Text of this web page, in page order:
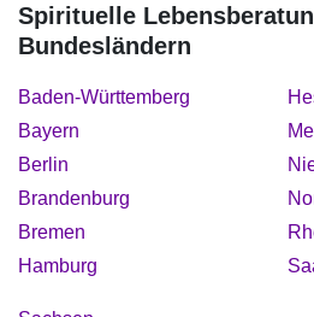
Spirituelle
Bundesländern
Baden-Württemberg
Bayern
Berlin
Brandenburg
Bremen
Hamburg